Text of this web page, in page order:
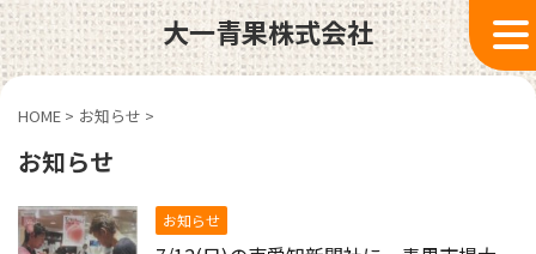
大一青果株式会社
HOME > お知らせ >
お知らせ
お知らせ